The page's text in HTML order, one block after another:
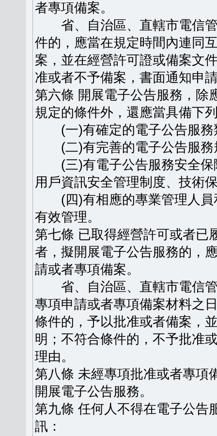
者專項備案。
省、自治區、直轄市電信管
件的，應當在規定時間內連同
案，並在經營許可證或備案文
准或者不予備案，書面通知申
第六條 開展電子公告服務，除
規定的條件外，還應當具備下
(一)有確定的電子公告服務
(二)有完善的電子公告服務
(三)有電子公告服務安全保
用戶資訊安全管理制度、技術
(四)有相應的專業管理人員
有效管理。
第七條 已取得經營許可或者已
者，擬開展電子公告服務的，
請或者專項備案。
省、自治區、直轄市電信管
專項申請或者專項備案材料之
條件的，予以批准或者備案，
明；不符合條件的，不予批准
理由。
第八條 未經專項批准或者專項
開展電子公告服務。
第九條 任何人不得在電子公告
訊：